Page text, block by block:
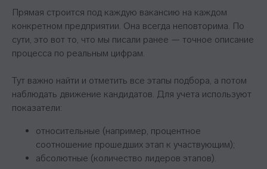
Прямая строится под каждую вакансию на каждом
конкретном предприятии. Она всегда неповторима. По
сути, это вот то, что мы писали ранее — точное описание
процесса по реальным цифрам.
Тут важно найти и отметить все этапы подбора, а потом
наблюдать движение кандидатов. Для учета используют
показатели:
относительные (например, процентное
соотношение прошедших этап к участвующим);
абсолютные (количество лидеров этапов).